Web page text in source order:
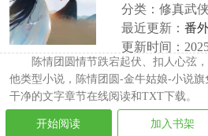
分类：修真武
最近更新： 番外
更新时间：
陈情团圆情节跌宕起伏、扣人心弦
他类型小说，陈情团圆-金牛姑娘-小说
干净的文字章节在线阅读和TXT下载。
开始阅读 加入书架